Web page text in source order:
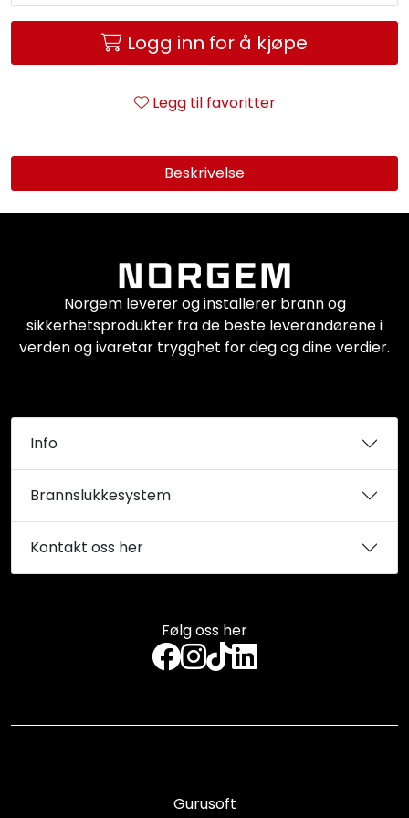
Logg inn for å kjøpe
Legg til favoritter
Beskrivelse
Følg oss her
Norgem leverer og installerer brann og
sikkerhetsprodukter fra de beste leverandørene i
verden og ivaretar trygghet for deg og dine verdier.
Info
Brannslukkesystem
Kontakt oss her
Gurusoft
Service og support
Kontakt oss